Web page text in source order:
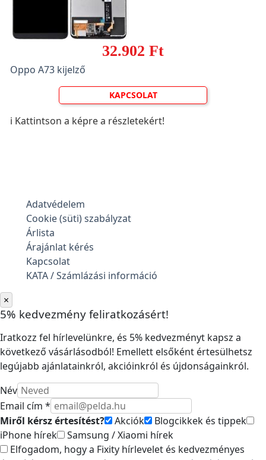
32.902 Ft
Oppo A73 kijelző
KAPCSOLAT
ℹ️ Kattintson a képre a részletekért!
Adatvédelem
Cookie (süti) szabályzat
Árlista
Árajánlat kérés
Kapcsolat
KATA / Számlázási információ
×
5% kedvezmény feliratkozásért!
Iratkozz fel hírlevelünkre, és 5% kedvezményt kapsz a
következő vásárlásodból! Emellett elsőként értesülhetsz
legújabb ajánlatainkról, akcióinkról és újdonságainkról.
Név
Email cím *
Miről kérsz értesítést?
Akciók
Blogcikkek és tippek
iPhone hírek
Samsung / Xiaomi hírek
Elfogadom, hogy a Fixity hírlevelet és kedvezményes